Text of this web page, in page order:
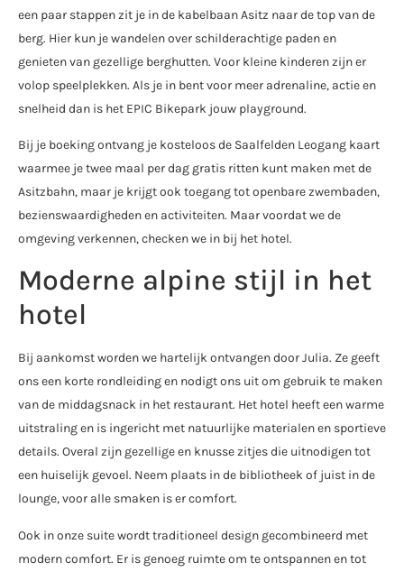
een paar stappen zit je in de kabelbaan Asitz naar de top van de
berg. Hier kun je wandelen over schilderachtige paden en
genieten van gezellige berghutten. Voor kleine kinderen zijn er
volop speelplekken. Als je in bent voor meer adrenaline, actie en
snelheid dan is het EPIC Bikepark jouw playground.
Bij je boeking ontvang je kosteloos de Saalfelden Leogang kaart
waarmee je twee maal per dag gratis ritten kunt maken met de
Asitzbahn, maar je krijgt ook toegang tot openbare zwembaden,
bezienswaardigheden en activiteiten. Maar voordat we de
omgeving verkennen, checken we in bij het hotel.
Moderne alpine stijl in het
hotel
Bij aankomst worden we hartelijk ontvangen door Julia. Ze geeft
ons een korte rondleiding en nodigt ons uit om gebruik te maken
van de middagsnack in het restaurant. Het hotel heeft een warme
uitstraling en is ingericht met natuurlijke materialen en sportieve
details. Overal zijn gezellige en knusse zitjes die uitnodigen tot
een huiselijk gevoel. Neem plaats in de bibliotheek of juist in de
lounge, voor alle smaken is er comfort.
Ook in onze suite wordt traditioneel design gecombineerd met
modern comfort. Er is genoeg ruimte om te ontspannen en tot